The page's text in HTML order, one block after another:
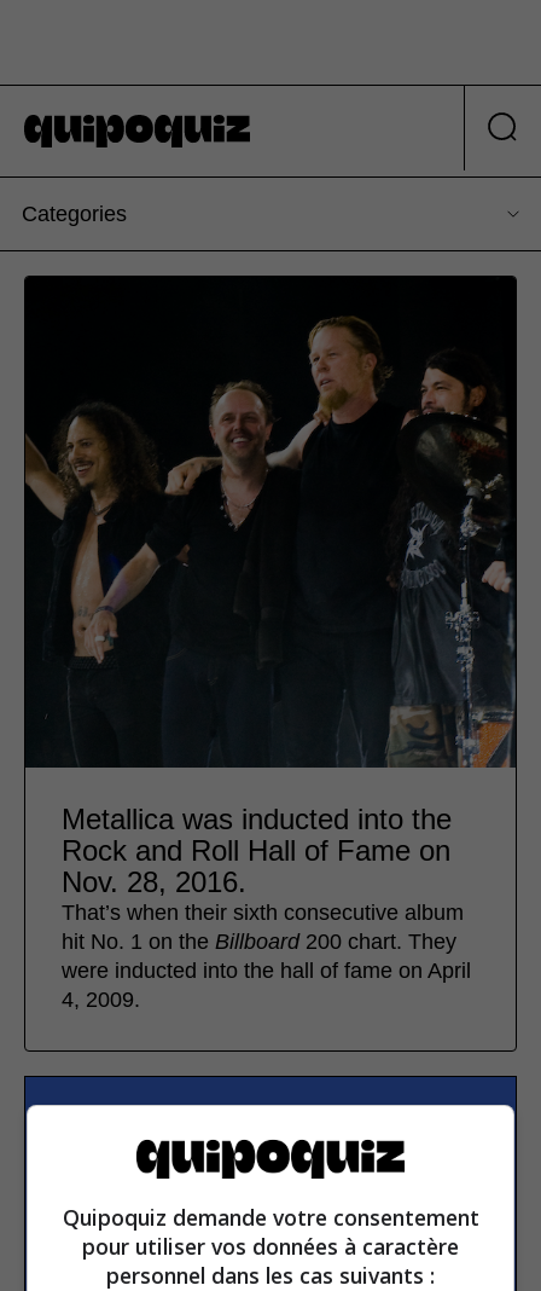
Categories
Metallica was inducted into the
Rock and Roll Hall of Fame on
Nov. 28, 2016.
That’s when their sixth consecutive album
hit No. 1 on the Billboard200 chart. They
were inducted into the hall of fame on April
4, 2009.
newsletter
Email address
Quipoquiz demande votre consentement
pour utiliser vos données à caractère
personnel dans les cas suivants :